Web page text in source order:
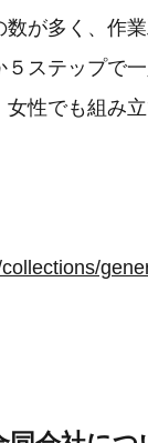
が多く、作
ステップで
性でも組み